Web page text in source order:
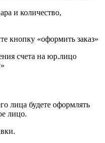
и количество,
кнопку «оформить заказ»
счета на юр.лицо
лица будете оформлять
лицо.